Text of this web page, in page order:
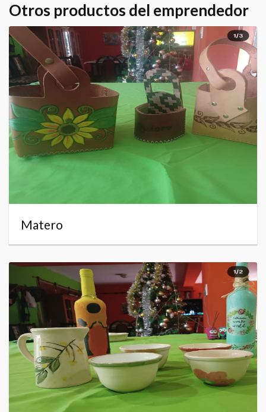
Otros productos del emprendedor
Matero